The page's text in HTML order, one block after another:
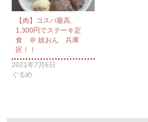
【肉】コスパ最高、
1,300円でステーキ定
食 ＠ 妓おん 兵庫
区！！
2021年7月6日
ぐるめ